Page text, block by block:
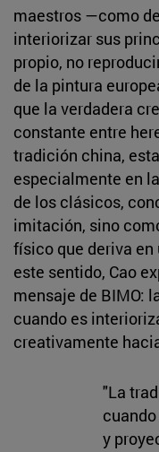
maestros —como
interiorizar sus
propio, no
de la pintura
que la verdadera
constante entre
tradición china,
especialmente en
de los clásicos,
imitación, sino
físico que deriva en
este sentido, Cao
mensaje de BIMO:
cuando es
creativamente
"La
y